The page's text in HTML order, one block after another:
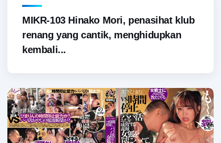
MIKR-103 Hinako Mori, penasihat klub
renang yang cantik, menghidupkan
kembali...